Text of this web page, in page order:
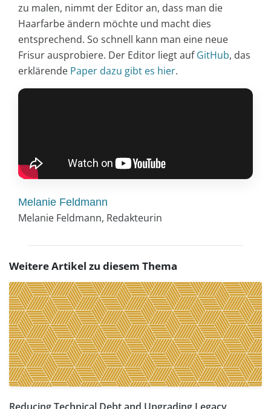
zu malen, nimmt der Editor an, dass man die
Haarfarbe ändern möchte und macht dies
entsprechend. So schnell kann man eine neue
Frisur ausprobiere. Der Editor liegt aufGitHub, das
erklärende Paper dazu gibt es hier.
Melanie Feldmann
Melanie Feldmann, Redakteurin
Weitere Artikel zu diesem Thema